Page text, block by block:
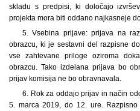
skladu s predpisi, ki določajo
projekta mora biti oddano najkasneje
5. Vsebina prijave: prijava na
obrazcu, ki je sestavni del razpisne
vse zahtevane priloge oziroma
obrazcu. Tako izdelana prijava bo
prijav komisija ne bo obravnavala.
6. Rok za oddajo prijav in način
5. marca 2019, do 12. ure.